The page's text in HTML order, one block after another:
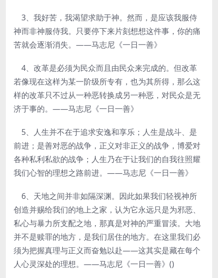
3、我好苦，我渴望求助于神。然而，是应该我服侍
神而非神服侍我。只要停下来片刻想想这件事，你的痛
苦就会逐渐消失。——马志尼《一日一善》
4、改革是必须为民众而且由民众来完成的。但改革
若像现在这样为某一阶级所专有，也为其所得，那么这
样的改革只不过从一种恶转换成另一种恶，对民众是无
济于事的。——马志尼《一日一善》
5、人生并不在于追求安逸和享乐；人生是战斗、是
前进；是善对恶的战争，正义对非正义的战争，博爱对
各种私利私欲的战争；人生乃在于让我们的自我往照耀
我们心智的理想之路前进。——马志尼《一日一善》
6、天地之间并非如隔深渊。因此如果我们轻视神所
创造并赐给我们的地上之家，认为它永远只是为邪恶、
私心与暴力所支配之地，那真是对神的严重冒渎。大地
并不是赎罪的地方，是我们居住的地方。在这里我们必
须为把握真理与正义而奋勉以赴——这其实是藏在每个
人心灵深处的理想。——马志尼《一日一善》()